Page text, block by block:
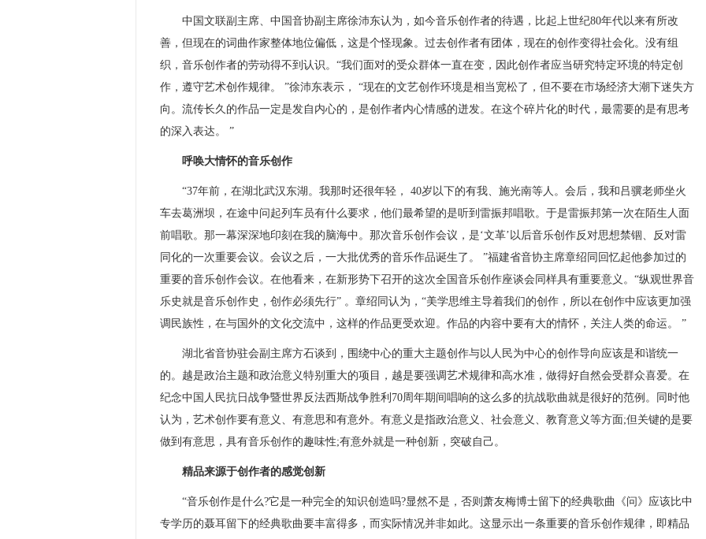
中国文联副主席、中国音协副主席徐沛东认为，如今音乐创作者的待遇，比起上世纪80年代以来有所改
善，但现在的词曲作家整体地位偏低，这是个怪现象。过去创作者有团体，现在的创作变得社会化。没有组
织，音乐创作者的劳动得不到认识。“我们面对的受众群体一直在变，因此创作者应当研究特定环境的特定创
作，遵守艺术创作规律。 ”徐沛东表示， “现在的文艺创作环境是相当宽松了，但不要在市场经济大潮下迷失方
向。流传长久的作品一定是发自内心的，是创作者内心情感的迸发。在这个碎片化的时代，最需要的是有思考
的深入表达。 ”
呼唤大情怀的音乐创作
“37年前，在湖北武汉东湖。我那时还很年轻， 40岁以下的有我、施光南等人。会后，我和吕骥老师坐火
车去葛洲坝，在途中问起列车员有什么要求，他们最希望的是听到雷振邦唱歌。于是雷振邦第一次在陌生人面
前唱歌。那一幕深深地印刻在我的脑海中。那次音乐创作会议，是‘文革’以后音乐创作反对思想禁锢、反对雷
同化的一次重要会议。会议之后，一大批优秀的音乐作品诞生了。 ”福建省音协主席章绍同回忆起他参加过的
重要的音乐创作会议。在他看来，在新形势下召开的这次全国音乐创作座谈会同样具有重要意义。“纵观世界音
乐史就是音乐创作史，创作必须先行” 。章绍同认为，“美学思维主导着我们的创作，所以在创作中应该更加强
调民族性，在与国外的文化交流中，这样的作品更受欢迎。作品的内容中要有大的情怀，关注人类的命运。 ”
湖北省音协驻会副主席方石谈到，围绕中心的重大主题创作与以人民为中心的创作导向应该是和谐统一
的。越是政治主题和政治意义特别重大的项目，越是要强调艺术规律和高水准，做得好自然会受群众喜爱。在
纪念中国人民抗日战争暨世界反法西斯战争胜利70周年期间唱响的这么多的抗战歌曲就是很好的范例。同时他
认为，艺术创作要有意义、有意思和有意外。有意义是指政治意义、社会意义、教育意义等方面;但关键的是要
做到有意思，具有音乐创作的趣味性;有意外就是一种创新，突破自己。
精品来源于创作者的感觉创新
“音乐创作是什么?它是一种完全的知识创造吗?显然不是，否则萧友梅博士留下的经典歌曲《问》应该比中
专学历的聂耳留下的经典歌曲要丰富得多，而实际情况并非如此。这显示出一条重要的音乐创作规律，即精品